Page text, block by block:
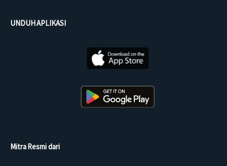
UNDUH APLIKASI
Mitra Resmi dari